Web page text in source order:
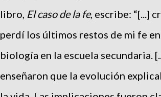
libro, El caso de la fe, escribe: “[...]
perdí los últimos restos de mi fe
biología en la escuela secundaria.
enseñaron que la evolución